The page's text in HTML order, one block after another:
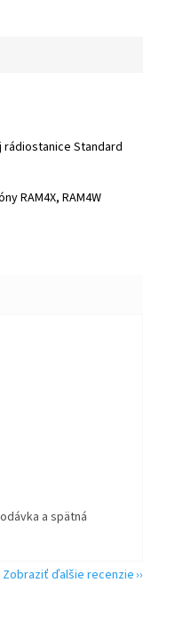
rádiostanice Standard
RAM4X, RAM4W
a spätná
Zobraziť ďalšie recenzie